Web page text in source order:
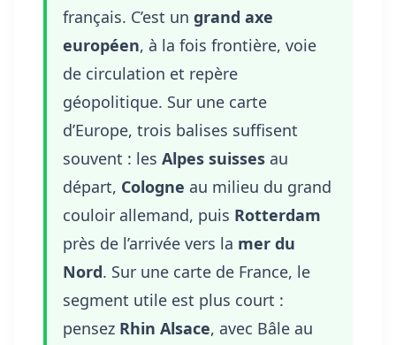
français. C’est un grand axe
européen, à la fois frontière, voie
de circulation et repère
géopolitique. Sur une carte
d’Europe, trois balises suffisent
souvent : les Alpes suisses au
départ, Cologne au milieu du grand
couloir allemand, puis Rotterdam
près de l’arrivée vers la mer du
Nord. Sur une carte de France, le
segment utile est plus court :
pensez Rhin Alsace, avec Bâle au